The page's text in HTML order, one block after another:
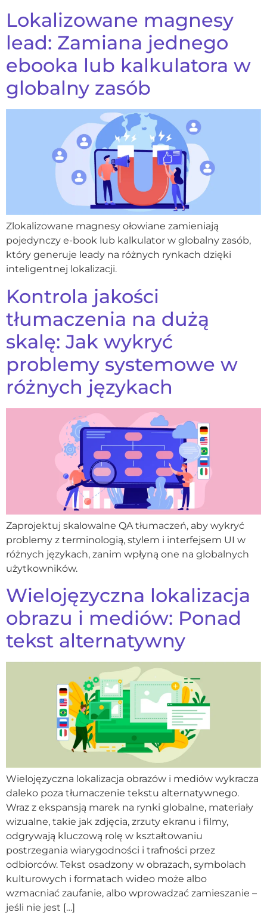
Lokalizowane magnesy
lead: Zamiana jednego
ebooka lub kalkulatora w
globalny zasób
Zlokalizowane magnesy ołowiane zamieniają
pojedynczy e-book lub kalkulator w globalny zasób,
który generuje leady na różnych rynkach dzięki
inteligentnej lokalizacji.
Kontrola jakości
tłumaczenia na dużą
skalę: Jak wykryć
problemy systemowe w
różnych językach
Zaprojektuj skalowalne QA tłumaczeń, aby wykryć
problemy z terminologią, stylem i interfejsem UI w
różnych językach, zanim wpłyną one na globalnych
użytkowników.
Wielojęzyczna lokalizacja
obrazu i mediów: Ponad
tekst alternatywny
Wielojęzyczna lokalizacja obrazów i mediów wykracza
daleko poza tłumaczenie tekstu alternatywnego.
Wraz z ekspansją marek na rynki globalne, materiały
wizualne, takie jak zdjęcia, zrzuty ekranu i filmy,
odgrywają kluczową rolę w kształtowaniu
postrzegania wiarygodności i trafności przez
odbiorców. Tekst osadzony w obrazach, symbolach
kulturowych i formatach wideo może albo
wzmacniać zaufanie, albo wprowadzać zamieszanie –
jeśli nie jest […]